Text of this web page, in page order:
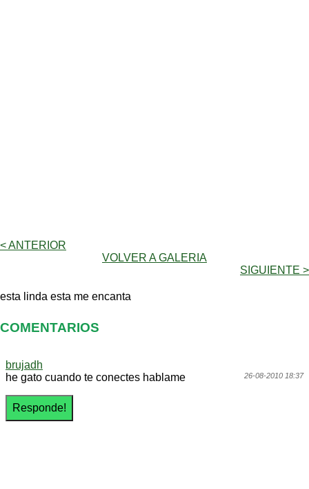
< ANTERIOR
VOLVER A GALERIA
SIGUIENTE >
esta linda esta me encanta
COMENTARIOS
brujadh
26-08-2010 18:37
he gato cuando te conectes hablame